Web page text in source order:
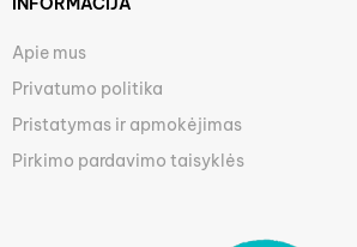
Apie mus
Privatumo politika
Pristatymas ir apmokėjimas
Pirkimo pardavimo taisyklės